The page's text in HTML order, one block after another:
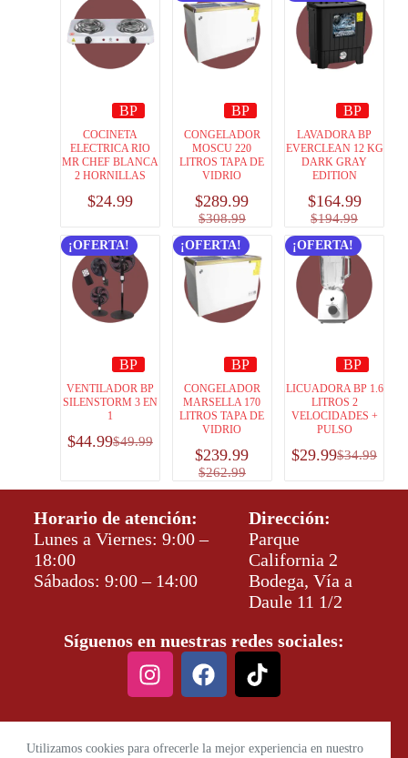
Utilizamos cookies para ofrecerle la mejor experiencia en nuestro
BP
COCINETA
ELECTRICA RIO
MR CHEF BLANCA
2 HORNILLAS
$24.99
BP
CONGELADOR
MOSCU 220
LITROS TAPA DE
VIDRIO
$308.99
$289.99
BP
LAVADORA BP
EVERCLEAN 12 KG
DARK GRAY
EDITION
$194.99
$164.99
¡OFERTA!
BP
VENTILADOR BP
SILENSTORM 3 EN
1
$49.99
$44.99
¡OFERTA!
BP
CONGELADOR
MARSELLA 170
LITROS TAPA DE
VIDRIO
$262.99
$239.99
¡OFERTA!
BP
LICUADORA BP 1.6
LITROS 2
VELOCIDADES +
PULSO
$34.99
$29.99
Horario de atención:
Lunes a Viernes: 9:00 –
18:00
Sábados: 9:00 – 14:00
Dirección:
Parque
California 2
Bodega, Vía a
Daule 11 1/2
Síguenos en nuestras redes sociales: